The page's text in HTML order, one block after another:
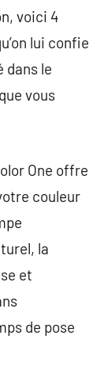
voici 4
lui confie
dans le
vous
One offre
couleur
la
et
de pose